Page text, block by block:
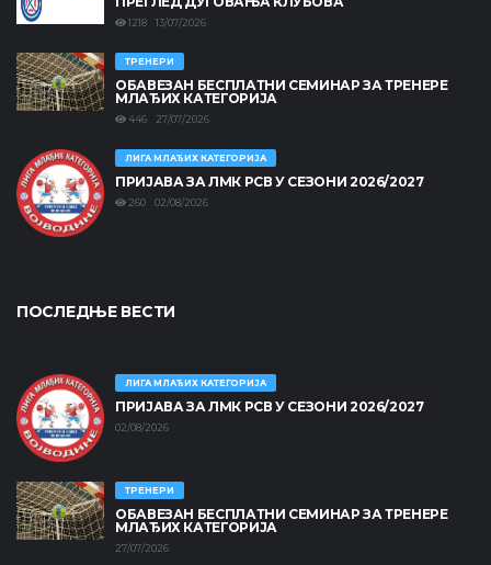
1218 13/07/2026
ТРЕНЕРИ
ОБАВЕЗАН БЕСПЛАТНИ СЕМИНАР ЗА ТРЕНЕРЕ
МЛАЂИХ КАТЕГОРИЈА
446 27/07/2026
ЛИГА МЛАЂИХ КАТЕГОРИЈА
ПРИЈАВА ЗА ЛМК РСВ У СЕЗОНИ 2026/2027
260 02/08/2026
ПОСЛЕДЊЕ ВЕСТИ
ЛИГА МЛАЂИХ КАТЕГОРИЈА
ПРИЈАВА ЗА ЛМК РСВ У СЕЗОНИ 2026/2027
02/08/2026
ТРЕНЕРИ
ОБАВЕЗАН БЕСПЛАТНИ СЕМИНАР ЗА ТРЕНЕРЕ
МЛАЂИХ КАТЕГОРИЈА
27/07/2026